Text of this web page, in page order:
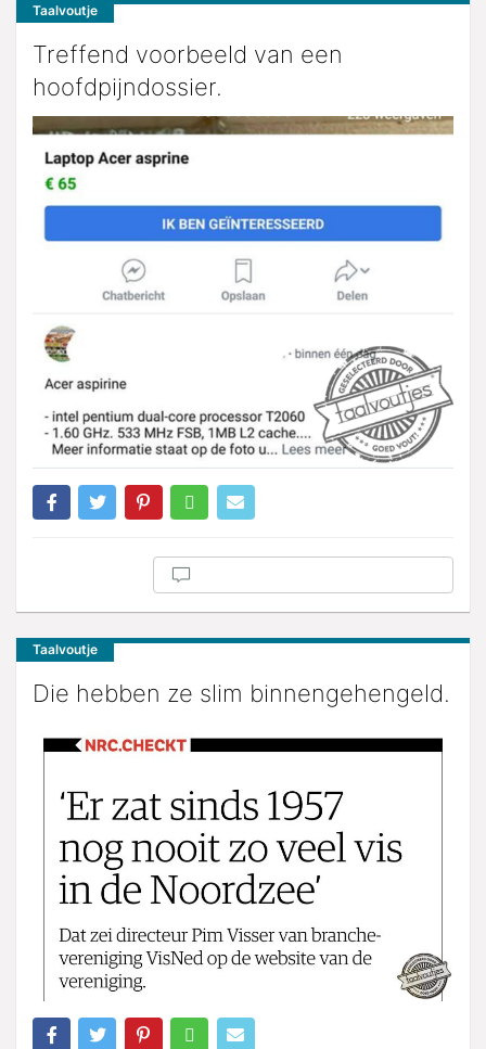
Taalvoutje
Treffend voorbeeld van een
hoofdpijndossier.
Taalvoutje
Die hebben ze slim binnengehengeld.